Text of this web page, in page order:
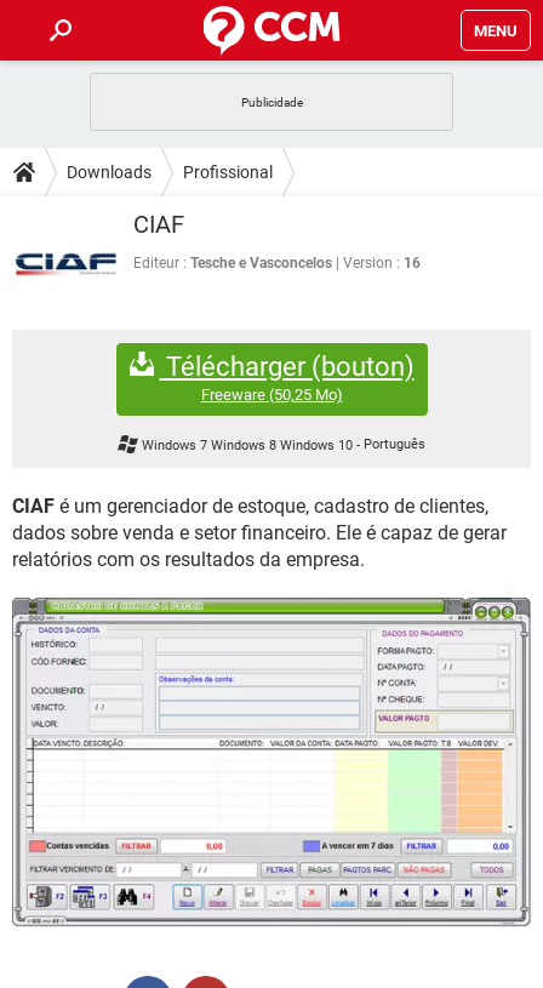
MENU
CELULAR FACEBOOK
INSTAGRAM GMAIL
DICAS
JOGOS
GUIA DE COMPRAS
JOGOS WHATSAPP
EXCEL
GMAIL
FÓRUM
FACEBOOK
EXCEL
GMAIL
WHATSAPP
INSTAGRAM GMAIL
GUIA DE COMPRAS
Downloads Profissional
CIAF
Editeur : Tesche e Vasconcelos Version : 16
Télécharger (bouton)
Freeware(50,25 Mo)
Windows 7 Windows 8 Windows 10- Português
CIAF é um gerenciador de estoque, cadastro de clientes,
dados sobre venda e setor financeiro. Ele é capaz de gerar
relatórios com os resultados da empresa.